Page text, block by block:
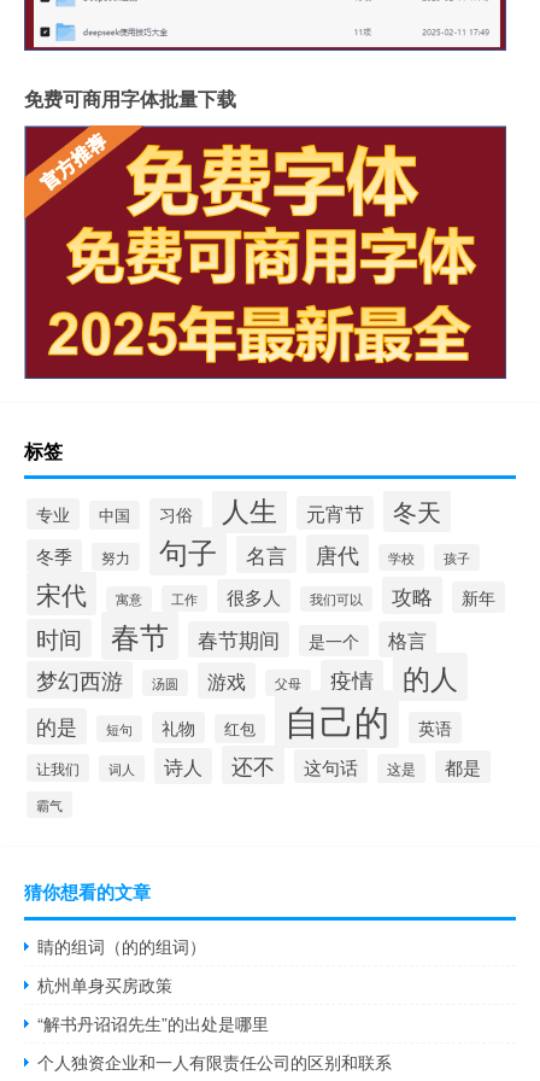
免费可商用字体批量下载
标签
专业 中国 习俗 人生 元宵节 冬天
冬季 努力 句子 名言 唐代 学校 孩子
宋代 寓意 工作 很多人 我们可以 攻略 新年
时间 春节 春节期间 是一个 格言
梦幻西游 汤圆 游戏 父母 疫情 的人
的是 短句 礼物 红包 自己的 英语
让我们 词人 诗人 还不 这句话 这是 都是
霸气
猜你想看的文章
睛的组词（的的组词）
杭州单身买房政策
“解书丹诏诏先生”的出处是哪里
个人独资企业和一人有限责任公司的区别和联系